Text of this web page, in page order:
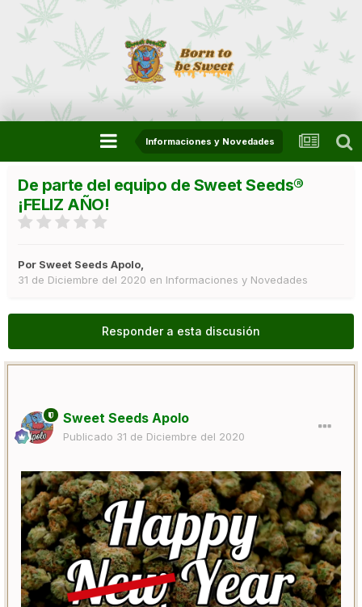
Informaciones y Novedades
De parte del equipo de Sweet Seeds®
¡FELIZ AÑO!
Por Sweet Seeds Apolo,
31 de Diciembre del 2020 en Informaciones y Novedades
Responder a esta discusión
Sweet Seeds Apolo
Publicado 31 de Diciembre del 2020